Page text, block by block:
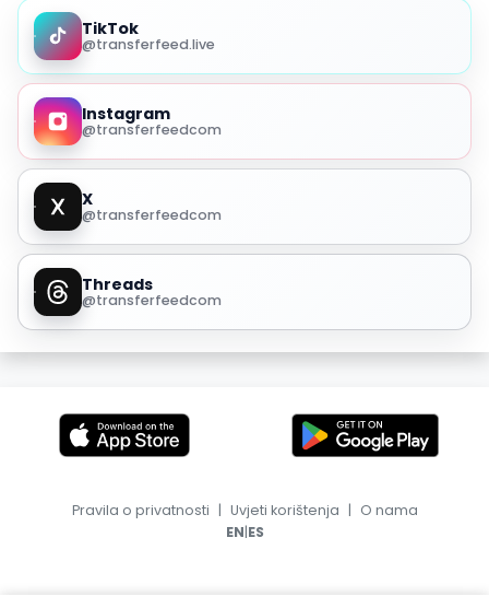
TikTok
@transferfeed.live
Instagram
@transferfeedcom
X
@transferfeedcom
Threads
@transferfeedcom
Pravila o privatnosti | Uvjeti korištenja | O nama
EN|ES